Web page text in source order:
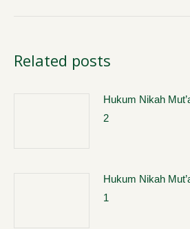
Related posts
Hukum Nikah
2
Hukum Nikah
1